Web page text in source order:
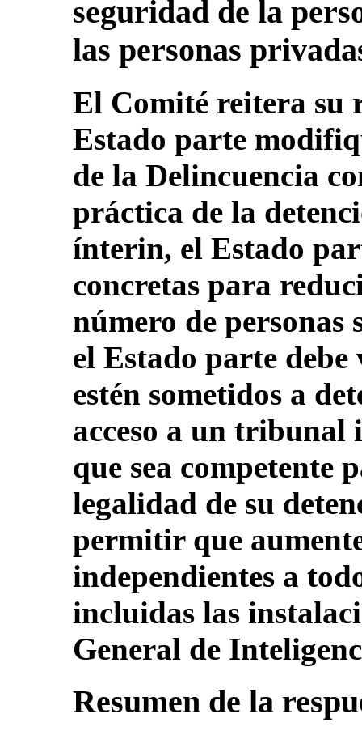
seguridad de la
las personas
El Comité reitera su
Estado parte
de la Delincuencia
práctica de la
ínterin, el Estado
concretas para
número de personas
el Estado parte
estén sometidos a
acceso a un tribunal
que sea competente
legalidad de su
permitir que
independientes a
incluidas las
General de
Resumen de la